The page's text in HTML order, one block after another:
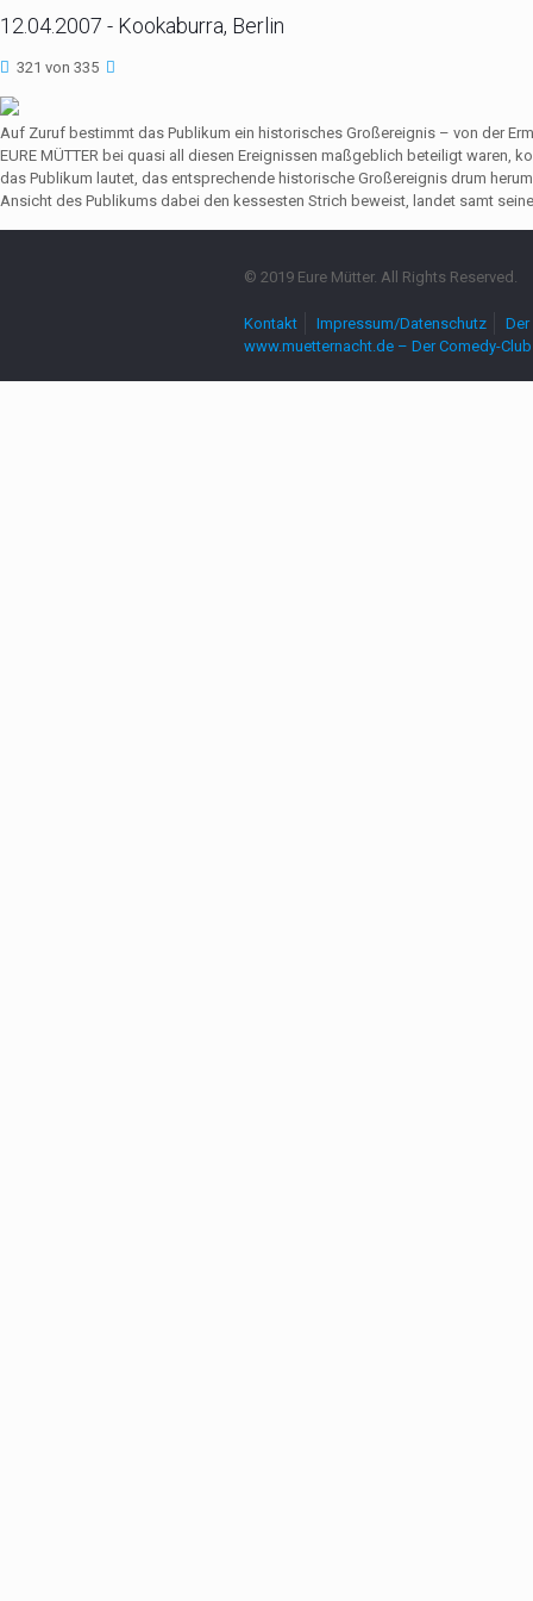
12.04.2007 - Kookaburra, Berlin
321 von 335
Auf Zuruf bestimmt das Publikum ein historisches Großereignis – von der
EURE MÜTTER bei quasi all diesen Ereignissen maßgeblich beteiligt waren,
das Publikum lautet, das entsprechende historische Großereignis drum
Ansicht des Publikums dabei den kessesten Strich beweist, landet samt
© 2019 Eure Mütter. All Rights Reserved.
Kontakt Impressum/Datenschutz
www.muetternacht.de – Der Comedy-Club